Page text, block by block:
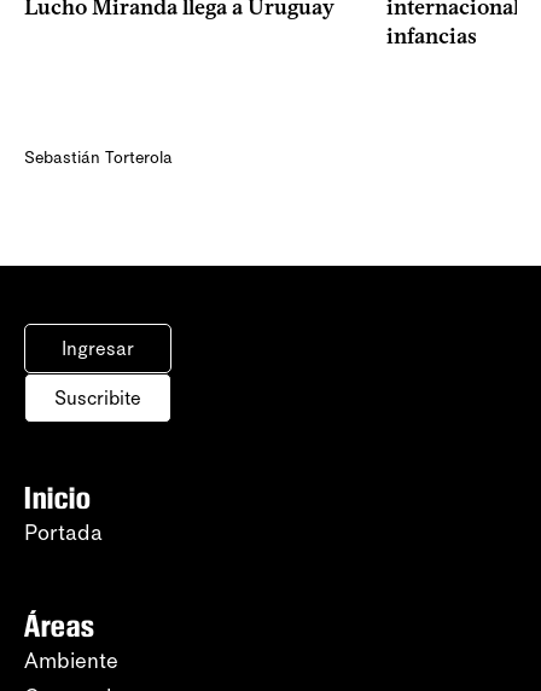
Lucho Miranda llega a Uruguay
Sebastián Torterola
internacional
infancias
Ingresar
Suscribite
Inicio
Portada
Áreas
Ambiente